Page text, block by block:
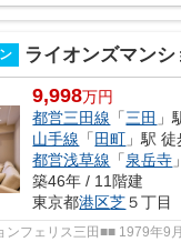
ライオンズマンショ
9,998万円
都営三田線 「三田 」
山手線 「 田町 」駅
都営浅草線 「泉岳寺
築46年 / 11階建
東京都港区芝５丁目
1979年9月築 鉄骨鉄筋コンクリー